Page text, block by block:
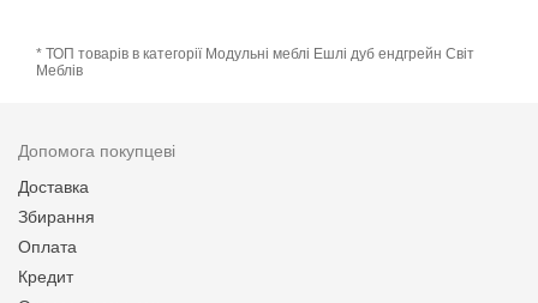
* ТОП товарів в категорії Модульні меблі Ешлі дуб ендгрейн Світ
Меблів
Допомога покупцеві
Доставка
Збирання
Оплата
Кредит